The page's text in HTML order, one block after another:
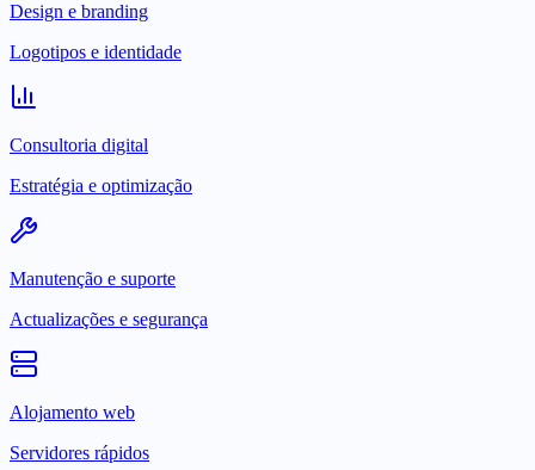
Design e branding
Logotipos e identidade
Consultoria digital
Estratégia e optimização
Manutenção e suporte
Actualizações e segurança
Alojamento web
Servidores rápidos